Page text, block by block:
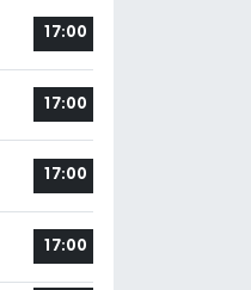
17:00
17:00
17:00
17:00